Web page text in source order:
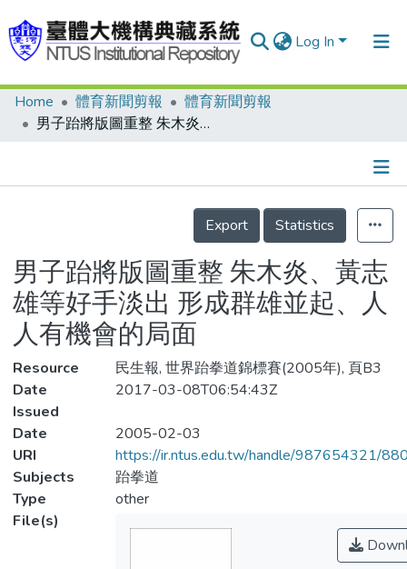
Log In
Communities & Collections
Statistics
Home 體育新聞剪報
體育新聞剪報
男子跆將版圖重整 朱木炎、黃志雄等好手淡出 形成群雄並起、人人有機會的局面
Details
Export
Statistics
男子跆將版圖重整 朱木炎、黃志
雄等好手淡出 形成群雄並起、人
人有機會的局面
Resource
民生報, 世界跆拳道錦標賽(2005年), 頁B3
Date
Issued
2017-03-08T06:54:43Z
Date
2005-02-03
URI
https://ir.ntus.edu.tw/handle/987654321/
Subjects
跆拳道
Type
other
File(s)